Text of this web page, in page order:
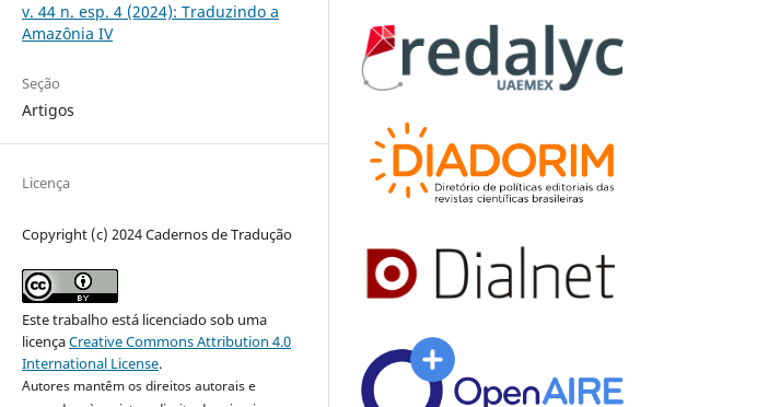
v. 44 n. esp. 4 (2024): Traduzindo a
Amazônia IV
Seção
Artigos
Licença
Copyright (c) 2024 Cadernos de Tradução
Este trabalho está licenciado sob uma
licençaCreative Commons Attribution 4.0
International License.
Autores mantêm os direitos autorais e